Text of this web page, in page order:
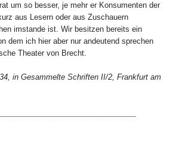
um so besser, je mehr er Konsumenten der
aus Lesern oder aus Zuschauern
imstande ist. Wir besitzen bereits ein
dem ich hier aber nur andeutend sprechen
Theater von Brecht.
in Gesammelte Schriften II/2, Frankfurt am